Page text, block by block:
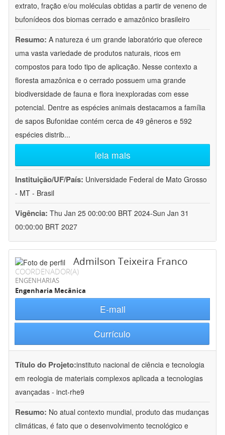
extrato, fração e/ou moléculas obtidas a partir de veneno de
bufonídeos dos biomas cerrado e amazônico brasileiro
Resumo: A natureza é um grande laboratório que oferece
uma vasta variedade de produtos naturais, ricos em
compostos para todo tipo de aplicação. Nesse contexto a
floresta amazônica e o cerrado possuem uma grande
biodiversidade de fauna e flora inexploradas com esse
potencial. Dentre as espécies animais destacamos a família
de sapos Bufonidae contém cerca de 49 gêneros e 592
espécies distrib...
leia mais
Instituição/UF/País: Universidade Federal de Mato Grosso
- MT - Brasil
Vigência: Thu Jan 25 00:00:00 BRT 2024-Sun Jan 31
00:00:00 BRT 2027
Admilson Teixeira Franco
COORDENADOR(A)
ENGENHARIAS
Engenharia Mecânica
E-mail
Currículo
Título do Projeto:instituto nacional de ciência e tecnologia
em reologia de materiais complexos aplicada a tecnologias
avançadas - inct-rhe9
Resumo: No atual contexto mundial, produto das mudanças
climáticas, é fato que o desenvolvimento tecnológico e